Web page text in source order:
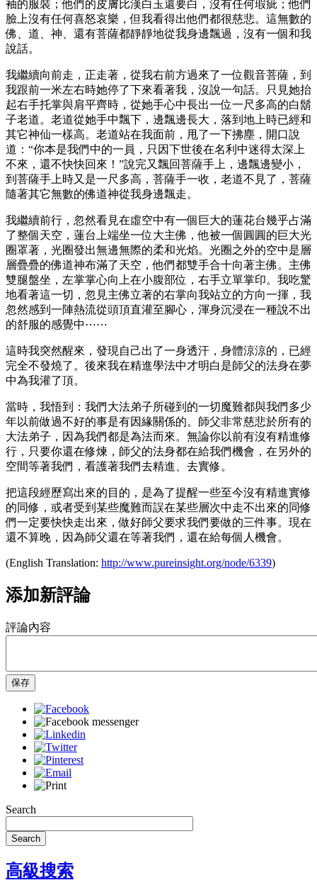
袖的服裝；他們的皮膚比漢白玉還要白，沒有任何瑕疵；他們
臉上沒有任何喜怒哀樂，但我看得出他們都很慈悲。這無數的
佛、道、神、還有菩薩都靜靜地從我身邊飄過，沒有一個和我
說話。
我繼續向前走，正走著，從我右前方過來了一位觀音菩薩，到
我跟前一米左右時她停了下來看著我，沒說一句話。只見她抬
起右手托掌與肩平齊時，從她手心中長出一位一尺多高的白鬍
子老道。老道從她手中飄下，邊飄邊長大，落到地上時已經和
其它神仙一樣高。老道站在我面前，甩了一下拂塵，開口說
道：“你本是我們中的一員，只因下世後在名利中迷得太深上
不來，還不快快回來！”說完又飄回菩薩手上，邊飄邊變小，
到菩薩手上時又是一尺多高，菩薩手一收，老道不見了，菩薩
隨著其它無數的佛道神從我身邊飄走。
我繼續前行，忽然看見在虛空中有一個巨大的蓮花台幾乎占滿
了整個天空，蓮台上端坐一位大主佛，他被一個圓圓的巨大光
圈罩著，光圈發出無邊無際的柔和光焰。光圈之外的空中是層
層疊疊的佛道神布滿了天空，他們都雙手合十向著主佛。主佛
雙腿盤坐，左掌掌心向上在小腹部位，右手立單掌印。我吃驚
地看著這一切，忽見主佛立著的右掌向我站立的方向一揮，我
忽然感到一陣熱流從頭頂直灌至腳心，渾身沉浸在一種說不出
的舒服的感覺中⋯⋯
這時我突然醒來，發現自己出了一身透汗，身體涼涼的，已經
完全不發燒了。後來我在精進學法中才明白是師父的法身在夢
中為我灌了頂。
當時，我悟到：我們大法弟子所碰到的一切魔難都與我們多少
年以前做過不好的事是有因緣關係的。師父非常慈悲於所有的
大法弟子，因為我們都是為法而來。無論你以前有沒有精進修
行，只要你還在修煉，師父的法身都在給我們機會，在另外的
空間等著我們，看護著我們去精進、去實修。
把這段經歷寫出來的目的，是為了提醒一些至今沒有精進實修
的同修，或者受到某些魔難而誤在某些層次中走不出來的同修
們一定要快快走出來，做好師父要求我們要做的三件事。現在
還不算晚，因為師父還在等著我們，還在給每個人機會。
(English Translation: http://www.pureinsight.org/node/6339)
添加新評論
評論內容
保存
Search
Search
高級搜索